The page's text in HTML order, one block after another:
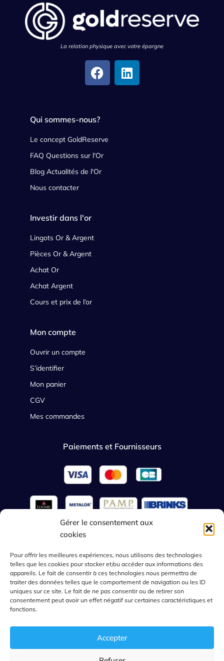
Gérer le consentement aux
cookies
Pour offrir les meilleures expériences, nous utilisons des technologies
telles que les cookies pour stocker et/ou accéder aux informations des
appareils. Le fait de consentir à ces technologies nous permettra de
traiter des données telles que le comportement de navigation ou les ID
uniques sur ce site. Le fait de ne pas consentir ou de retirer son
consentement peut avoir un effet négatif sur certaines caractéristiques et
fonctions.
Accepter
La relation physique avec votre épargne
Qui sommes-nous?
Le concept GoldReserve
FAQ Questions sur l'Or
Blog Actualités de l'Or
Nous contacter
Investir dans l'or
Lingots Or & Argent
Pièces Or & Argent
Achat Or
Achat Argent
Cours et prix de l’or
Mon compte
Ouvrir un compte
S’identifier
Mon panier
CGV
Mes commandes
Paiements et Fournisseurs
French
2023 GoldReserve. Tous droits réservés.
Conditions générales de vente
Mentions légales
Politique de ConfidentialitéPlan du site web
Ce site est protégé par reCAPTCHA. Lapolitique de confidentialitéet les
conditions d'utilisationde Google s'appliquent.